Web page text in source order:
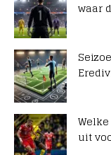
waar
uit